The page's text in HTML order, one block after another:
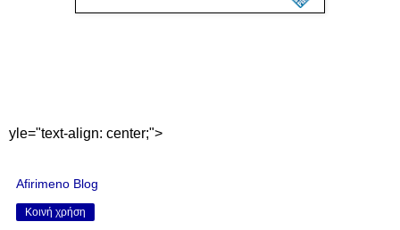
yle="text-align: center;">
Afirimeno Blog
Κοινή χρήση